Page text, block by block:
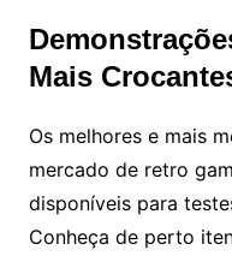
Mais
Os melhores e mais
mercado de retro
disponíveis para
Conheça de perto